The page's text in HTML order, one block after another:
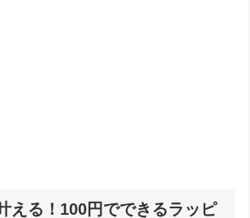
える！100円でできるラッピ